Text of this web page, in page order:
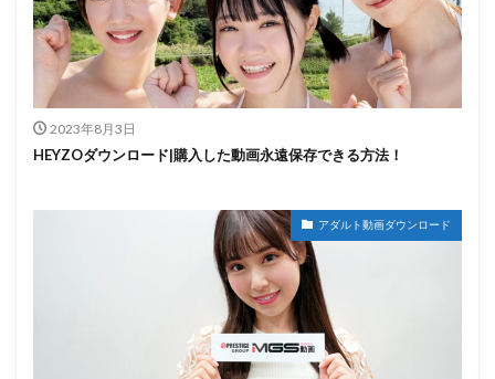
2023年8月3日
HEYZOダウンロード|購入した動画永遠保存できる方法！
アダルト動画ダウンロード